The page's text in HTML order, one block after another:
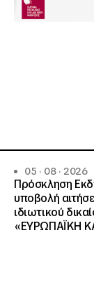
05 · 08 · 2026
Πρόσκληση
υποβολή
ιδιωτικού
«ΕΥΡΩΠΑΪΚΗ